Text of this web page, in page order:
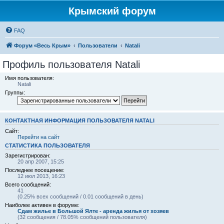
Крымский форум
FAQ
Форум «Весь Крым» Пользователи Natali
Профиль пользователя Natali
Имя пользователя:
Natali
Группы:
КОНТАКТНАЯ ИНФОРМАЦИЯ ПОЛЬЗОВАТЕЛЯ NATALI
Сайт:
Перейти на сайт
СТАТИСТИКА ПОЛЬЗОВАТЕЛЯ
Зарегистрирован:
20 апр 2007, 15:25
Последнее посещение:
12 июл 2013, 16:23
Всего сообщений:
41
(0.25% всех сообщений / 0.01 сообщений в день)
Наиболее активен в форуме:
Сдам жилье в Большой Ялте - аренда жилья от хозяев
(32 сообщения / 78.05% сообщений пользователя)